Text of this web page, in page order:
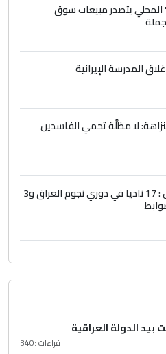
الكفاءة ...
الأرض.. بلاد
والتصحر!!
يتصدر مبيعات سوق
المدرسة الإيرانية
لا مظلَّة تحمي الفاسدين
لجنة التراخيص : 17 ناديا في دوري نجوم العراق و3
الدولة العراقية
قراءات :340